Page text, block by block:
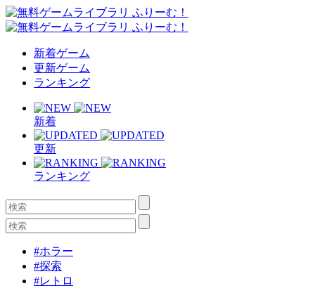
新着ゲーム
更新ゲーム
ランキング
新着
更新
ランキング
#ホラー
#探索
#レトロ